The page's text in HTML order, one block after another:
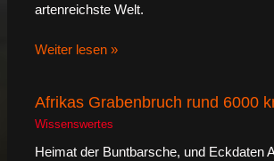
artenreichste Welt.
Weiter lesen »
Afrikas Grabenbruch rund 6000
Wissenswertes
Heimat der Buntbarsche, und Eckdaten